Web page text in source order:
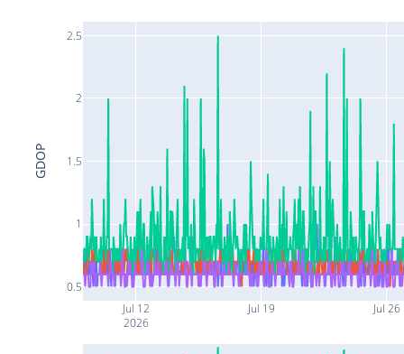
Jul 12
2026
Jul 19 Jul 26
0.5
1
1.5
2
2.5
GDOP